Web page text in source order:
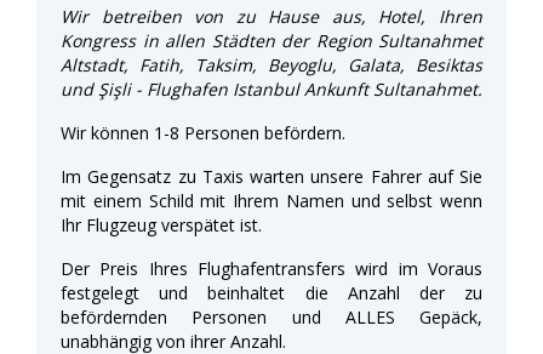
Wir betreiben von zu Hause aus, Hotel, Ihren
Kongress in allen Städten der Region Sultanahmet
Altstadt, Fatih, Taksim, Beyoglu, Galata, Besiktas
und Şişli - Flughafen Istanbul Ankunft Sultanahmet.
Wir können 1-8 Personen befördern.
Im Gegensatz zu Taxis warten unsere Fahrer auf Sie
mit einem Schild mit Ihrem Namen und selbst wenn
Ihr Flugzeug verspätet ist.
Der Preis Ihres Flughafentransfers wird im Voraus
festgelegt und beinhaltet die Anzahl der zu
befördernden Personen und ALLES Gepäck,
unabhängig von ihrer Anzahl.